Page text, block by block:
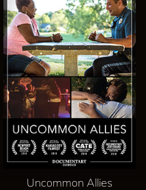
Uncommon Allies